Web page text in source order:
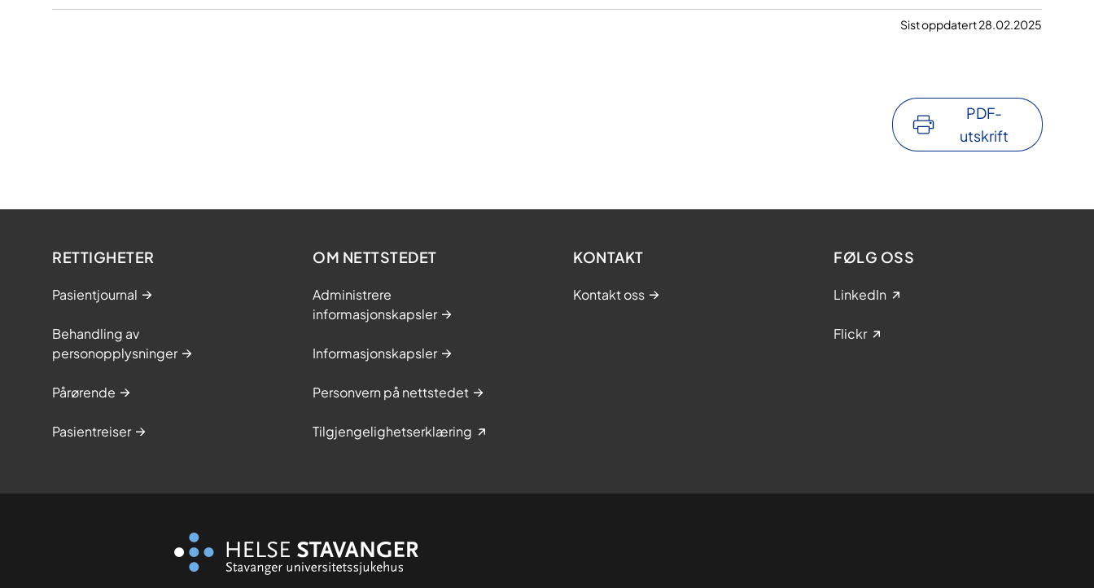
Sist oppdatert 28.02.2025
PDF-
utskrift
RETTIGHETER
Pasientjournal
Behandling av
personopplysninger
Pårørende
Pasientreiser
OM NETTSTEDET
Administrere
informasjonskapsler
Informasjonskapsler
Personvern på nettstedet
Tilgjengelighetserklæring
KONTAKT
Kontakt oss
FØLG OSS
LinkedIn
Flickr